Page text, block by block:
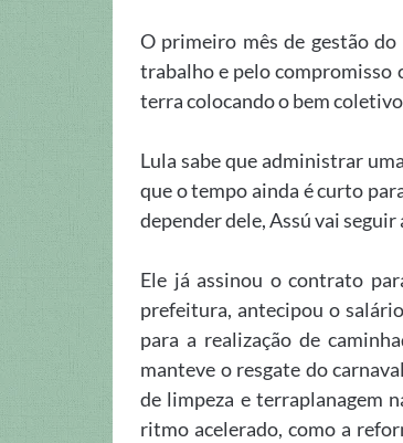
O primeiro mês de gestão
trabalho e pelo compromisso
terra colocando o bem
Lula sabe que administrar
que o tempo ainda é curto
depender dele, Assú vai seguir
Ele já assinou o contrato
prefeitura, antecipou o
para a realização de
manteve o resgate do
de limpeza e terraplanagem
ritmo acelerado, como a